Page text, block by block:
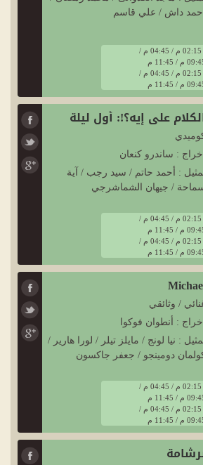
أحمد داش / علي قاسم
11:45 ص / 02:15 م / 04:45 م /
11:45 ص / 02:15 م / 04:45 م /
على إيه؟!: أول ليلة
إخراج : ساندرو كنعان
: أحمد حاتم / سيد رجب / آية
/ جيهان الشماشرجي
11:45 ص / 02:15 م / 04:45 م /
11:45 ص / 02:15 م / 04:45 م /
/ وثائقي
: أنطوان فوكوا
: نيا لونج / مايلز تيلر / لورا هارير /
دومينجو / جعفر جاكسون
11:45 ص / 02:15 م / 04:45 م /
11:45 ص / 02:15 م / 04:45 م /